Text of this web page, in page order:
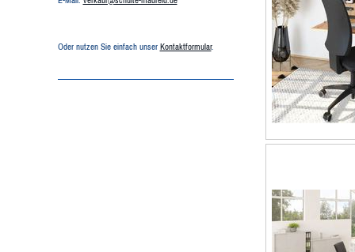
Oder nutzen Sie einfach unser Kontaktformular.